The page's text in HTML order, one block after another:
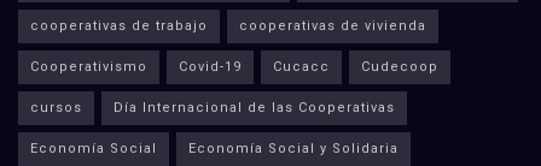
cooperativas de trabajo cooperativas de vivienda
Cooperativismo Covid-19 Cucacc Cudecoop
cursos Día Internacional de las Cooperativas
Economía Social Economía Social y Solidaria